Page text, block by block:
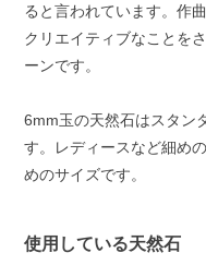
ると言われています。作
クリエイティブなことを
ーンです。
6mm玉の天然石はスタン
す。レディースなど細め
めのサイズです。
使用している天然石